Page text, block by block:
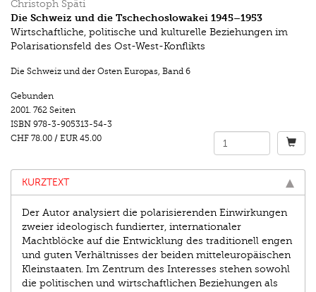
Christoph Späti
Die Schweiz und die Tschechoslowakei 1945–1953
Wirtschaftliche, politische und kulturelle Beziehungen im
Polarisationsfeld des Ost-West-Konflikts
Die Schweiz und der Osten Europas, Band 6
Gebunden
2001. 762 Seiten
ISBN 978-3-905313-54-3
CHF 78.00 / EUR 45.00
KURZTEXT
Der Autor analysiert die polarisierenden Einwirkungen
zweier ideologisch fundierter, internationaler
Machtblöcke auf die Entwicklung des traditionell engen
und guten Verhältnisses der beiden mitteleuropäischen
Kleinstaaten. Im Zentrum des Interesses stehen sowohl
die politischen und wirtschaftlichen Beziehungen als